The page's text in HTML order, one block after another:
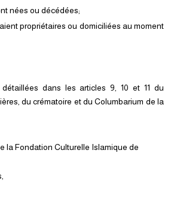
nées ou décédées;
propriétaires ou domiciliées au moment
dans les articles 9, 10 et 11 du
du crématoire et du Columbarium de la
la Fondation Culturelle Islamique de